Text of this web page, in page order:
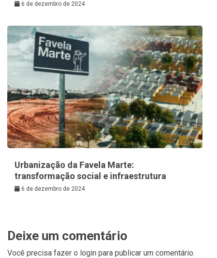
6 de dezembro de 2024
Urbanização da Favela Marte:
transformação social e infraestrutura
6 de dezembro de 2024
Deixe um comentário
Você precisa fazer o login para publicar um comentário.